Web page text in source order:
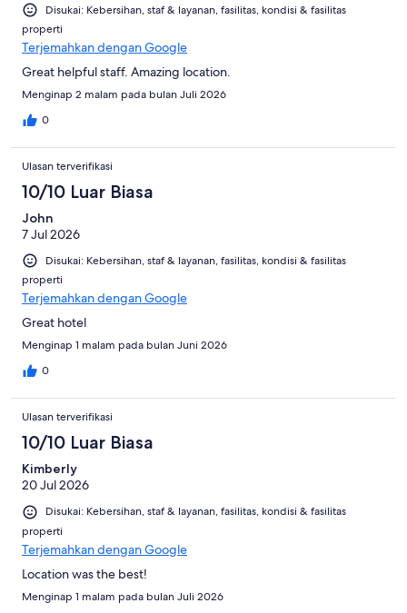
Disukai: Kebersihan, staf & layanan, fasilitas, kondisi & fasilitas
properti
Terjemahkan dengan Google
Great helpful staff. Amazing location.
Menginap 2 malam pada bulan Juli 2026
0
Ulasan terverifikasi
10/10 Luar Biasa
John
7 Jul 2026
Disukai: Kebersihan, staf & layanan, fasilitas, kondisi & fasilitas
properti
Terjemahkan dengan Google
Great hotel
Menginap 1 malam pada bulan Juni 2026
0
Ulasan terverifikasi
10/10 Luar Biasa
Kimberly
20 Jul 2026
Disukai: Kebersihan, staf & layanan, fasilitas, kondisi & fasilitas
properti
Terjemahkan dengan Google
Location was the best!
Menginap 1 malam pada bulan Juli 2026